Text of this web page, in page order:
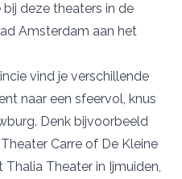
deze theaters in de
Amsterdam aan het
vind je verschillende
naar een sfeervol, knus
Denk bijvoorbeeld
Theater Carre of De Kleine
Thalia Theater in Ijmuiden,